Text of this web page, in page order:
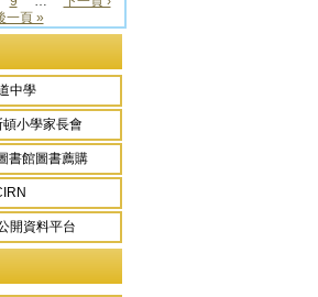
一頁 »
中學
小學家長會
書館圖書薦購
開資料平台